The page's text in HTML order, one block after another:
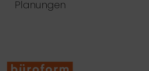
Planungen